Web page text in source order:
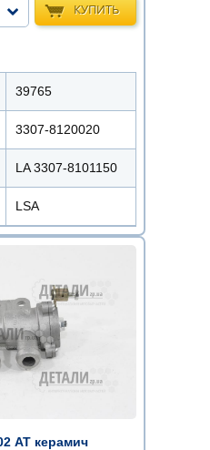
КУПИТЬ
39765
3307-8120020
LA 3307-8101150
LSA
АТ керамич